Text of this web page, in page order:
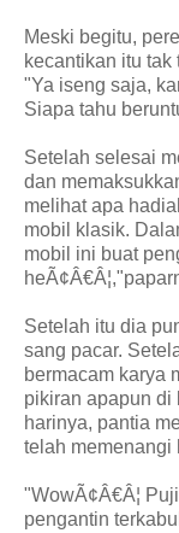
Meski begitu,
kecantikan itu
"Ya iseng saja,
Siapa tahu
Setelah selesai
dan
melihat apa
mobil klasik.
mobil ini buat
Setelah itu dia
sang pacar.
bermacam karya
pikiran apapun di
harinya, pantia
telah memenangi
"WowÃ¢Â€Â¦
pengantin